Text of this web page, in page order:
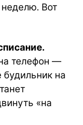
Вот
телефон —
будильник на
«на